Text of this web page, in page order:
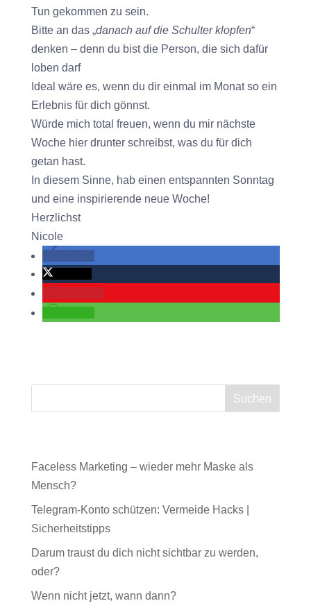
Tun gekommen zu sein.
Bitte an das „danach auf die Schulter klopfen“
denken – denn du bist die Person, die sich dafür
loben darf
Ideal wäre es, wenn du dir einmal im Monat so ein
Erlebnis für dich gönnst.
Würde mich total freuen, wenn du mir nächste
Woche hier drunter schreibst, was du für dich
getan hast.
In diesem Sinne, hab einen entspannten Sonntag
und eine inspirierende neue Woche!
Herzlichst
Nicole
Faceless Marketing – wieder mehr Maske als
Mensch?
Telegram-Konto schützen: Vermeide Hacks |
Sicherheitstipps
Darum traust du dich nicht sichtbar zu werden,
oder?
Wenn nicht jetzt, wann dann?